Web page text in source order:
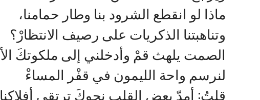
ماذا لو انقطع الشرود بنا وطار حمامنا،‏
وتناهبتنا الذكريات على رصيف الانتظارْ؟‏
الصمت يلهث قمْ وأدخلني إلى ملكوتكَ
لنرسم واحة الليمون في قفْر المساءْ‏
قلتُ: أمدّ بعض القلب نحوكَ ترتقي